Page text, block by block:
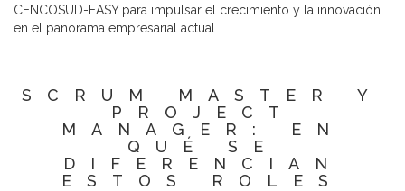
CENCOSUD-EASY para impulsar el crecimiento y la innovación
en el panorama empresarial actual.
SCRUM MASTER Y
PROJECT
MANAGER: EN
QUÉ SE
DIFERENCIAN
ESTOS ROLES